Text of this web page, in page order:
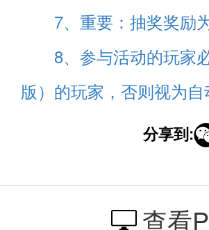
7、重要：抽奖奖励
8、参与活动的玩家
版）的玩家，否则视为自
分享到:
查看